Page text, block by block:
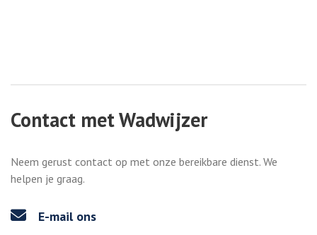
Contact met Wadwijzer
Neem gerust contact op met onze bereikbare dienst. We
helpen je graag.
E-mail ons